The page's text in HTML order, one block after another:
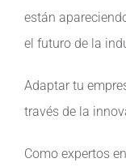
están
el futuro de la
Adaptar tu
través de la
Como expertos